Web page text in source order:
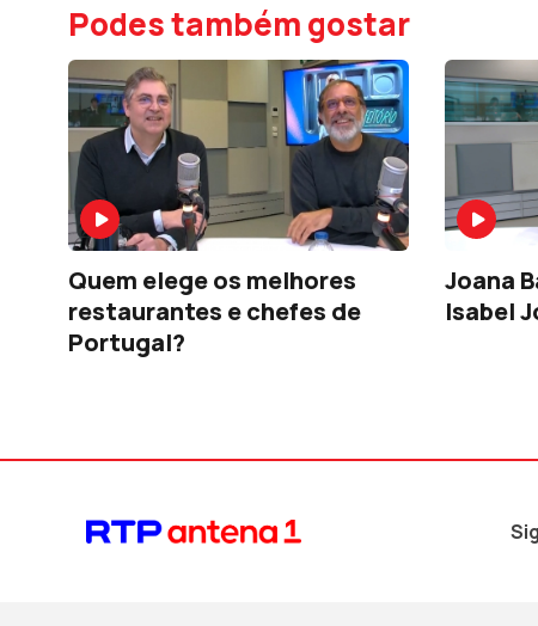
Podes também gostar
Quem elege os melhores
restaurantes e chefes de
Portugal?
Joana
Isabel